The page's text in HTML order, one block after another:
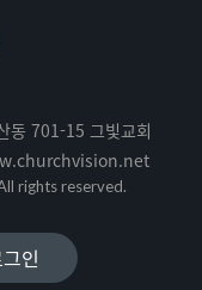
동 701-15 그빛교회
rights reserved.
인